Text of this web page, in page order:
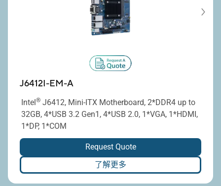
J6412I-EM-A
Intel® J6412, Mini-ITX Motherboard, 2*DDR4 up to
32GB, 4*USB 3.2 Gen1, 4*USB 2.0, 1*VGA, 1*HDMI,
1*DP, 1*COM
Request Quote
了解更多